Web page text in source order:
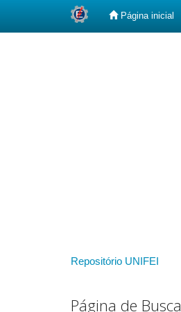
Página inicial
Repositório UNIFEI
Página de Busca